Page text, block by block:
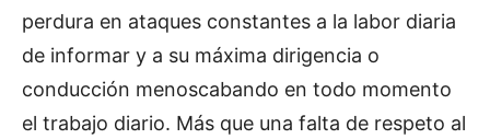
perdura en ataques constantes a la labor diaria
de informar y a su máxima dirigencia o
conducción menoscabando en todo momento
el trabajo diario. Más que una falta de respeto al